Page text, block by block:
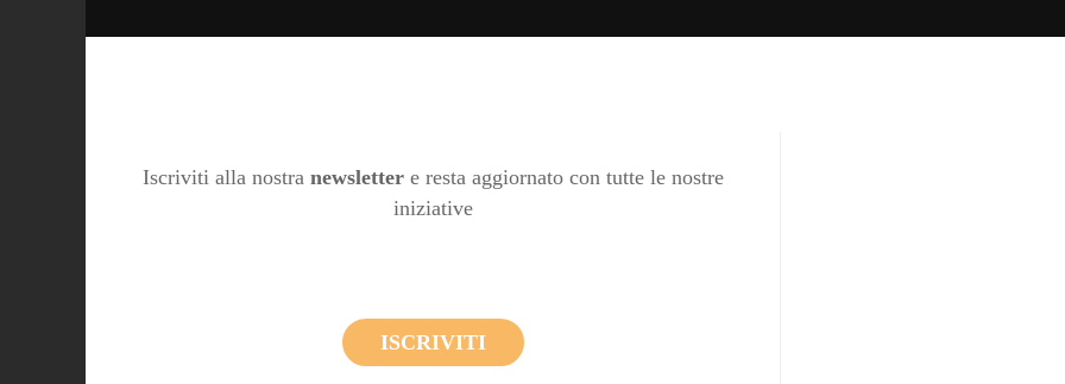
Iscriviti alla nostra newslettere resta aggiornato con tutte le nostre
iniziative
ISCRIVITI